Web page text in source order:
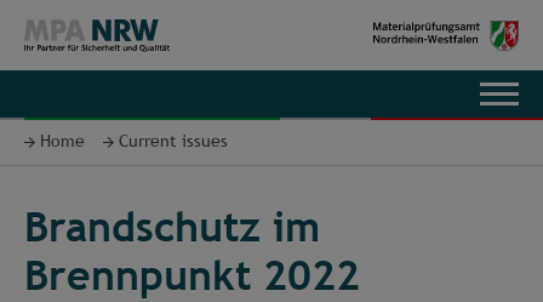
Home Current issues
Brandschutz im
Brennpunkt 2022